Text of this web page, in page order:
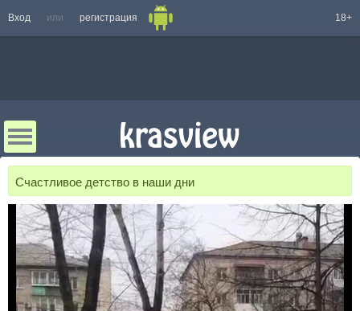
Вход или регистрация 18+
Счастливое детство в наши дни